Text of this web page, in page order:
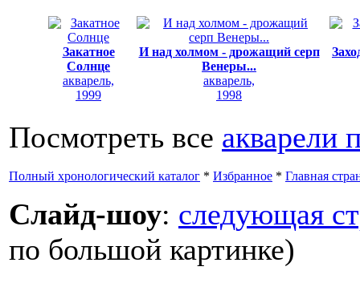
Закатное
Солнце
акварель,
1999
И над холмом - дрожащий серп
Венеры...
акварель,
1998
Посмотреть все акварели
Полный хронологический каталог * Избранное * Главная
Слайд-шоу: следующая
по большой картинке)